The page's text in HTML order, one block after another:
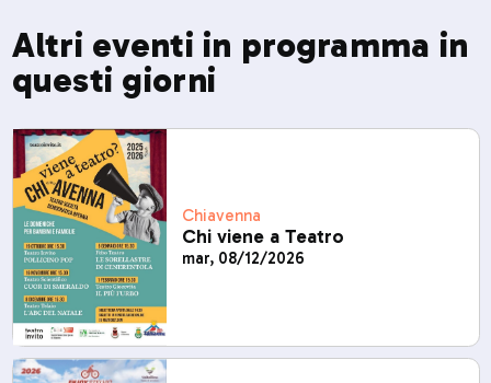
Altri eventi in programma in
questi giorni
Chiavenna
Chi viene a Teatro
mar, 08/12/2026